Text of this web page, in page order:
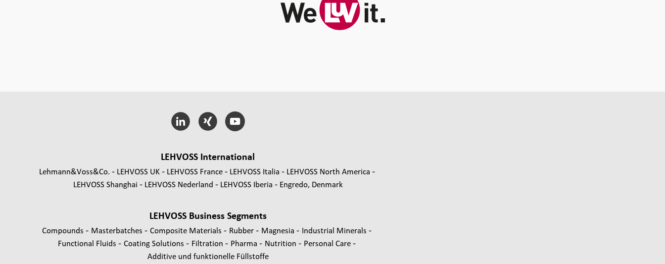
LEHVOSS International
Lehmann&Voss&Co. LEHVOSS UK LEHVOSS France LEHVOSS Italia
LEHVOSS North America
LEHVOSS Shanghai
LEHVOSS Nederland LEHVOSS Iberia Engredo, Denmark
LEHVOSS Business Segments
Compounds - Masterbatches - Composite Materials - Rubber - Magnesia - Industrial Minerals -
Functional Fluids - Coating Solutions - Filtration - Pharma - Nutrition - Personal Care -
Additive und funktionelle Füllstoffe